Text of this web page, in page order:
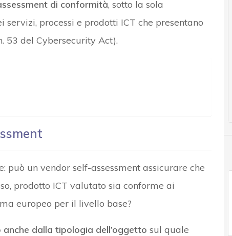
di conformità, sotto la sola
processi e prodotti ICT che presentano
53 del Cybersecurity Act).
può un vendor self-assessment assicurare che
prodotto ICT valutato sia conforme ai
europeo per il livello base?
dalla tipologia dell’oggetto sul quale